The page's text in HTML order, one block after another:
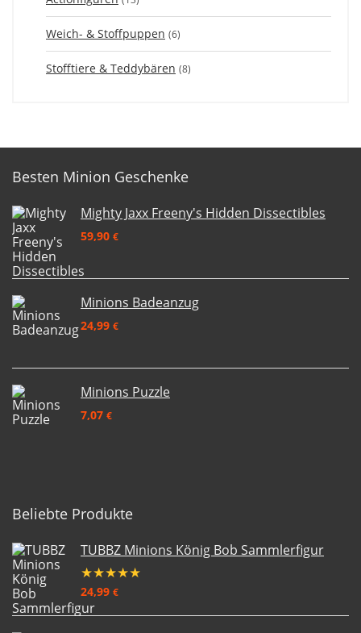
Weich- & Stoffpuppen (6)
Stofftiere & Teddybären (8)
Besten Minion Geschenke
Mighty Jaxx Freeny's Hidden Dissectibles
59,90 €
Minions Badeanzug
24,99 €
Minions Puzzle
7,07 €
Beliebte Produkte
TUBBZ Minions König Bob Sammlerfigur
★★★★★
24,99 €